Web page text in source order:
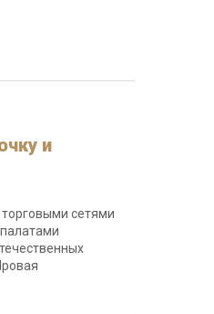
и
сетями